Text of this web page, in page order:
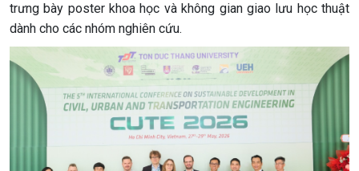
trưng bày poster khoa học và không gian giao lưu học thuật
dành cho các nhóm nghiên cứu.